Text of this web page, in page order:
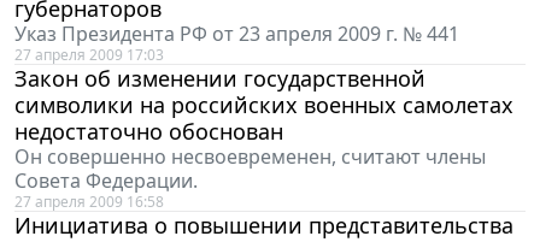
губернаторов
Указ Президента РФ от 23 апреля 2009 г. № 441
27 апреля 2009 17:03
Закон об изменении государственной
символики на российских военных самолетах
недостаточно обоснован
Он совершенно несвоевременен, считают члены
Совета Федерации.
27 апреля 2009 16:58
Инициатива о повышении представительства